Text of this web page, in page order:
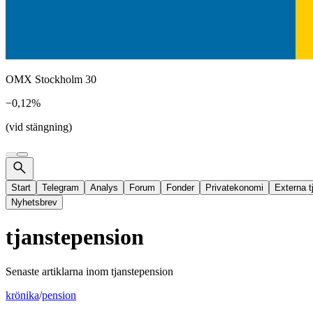
OMX Stockholm 30
−0,12%
(vid stängning)
Start Telegram Analys Forum Fonder Privatekonomi
Externa
Nyhetsbrev
tjanstepension
Senaste artiklarna inom tjanstepension
krönika/pension